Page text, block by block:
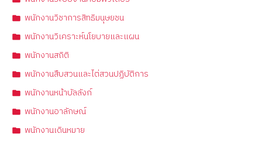
พนักงานวิชาการสิทธิมนุษยชน
พนักงานวิเคราะห์นโยบายและแผน
พนักงานสถิติ
พนักงานสืบสวนและไต่สวนปฏิบัติการ
พนักงานหน้าบัลลังก์
พนักงานอาลักษณ์
พนักงานเดินหมาย